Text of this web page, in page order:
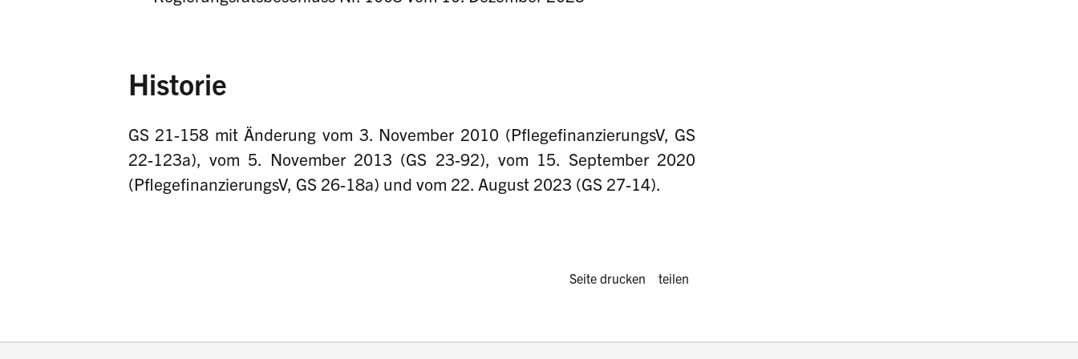
Historie
GS 21-158 mit Änderung vom 3. November 2010 (PflegefinanzierungsV, GS
22-123a), vom 5. November 2013 (GS 23-92), vom 15. September 2020
(PflegefinanzierungsV, GS 26-18a) und vom 22. August 2023 (GS 27-14).
Diese Seite drucken oder teilen:
Seite drucken teilen